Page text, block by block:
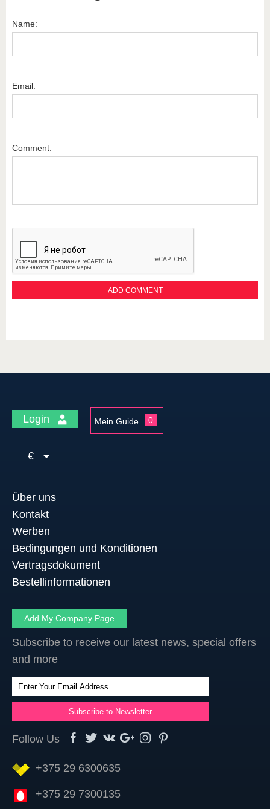
Name:
Email:
Comment:
Login Mein Guide 0
€
Über uns
Kontakt
Werben
Bedingungen und Konditionen
Vertragsdokument
Bestellinformationen
Add My Company Page
Subscribe to receive our latest news, special offers
and more
Follow Us
+375 29 6300635
+375 29 7300135